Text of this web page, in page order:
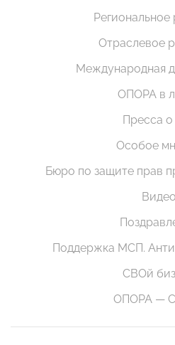
Региональное
Отраслевое
Международная
ОПОРА в
Пресса о
Особое
Бюро по защите прав
Видео
Поддержка МСП.
СВОй
ОПОРА —